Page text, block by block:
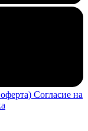
Согласие на